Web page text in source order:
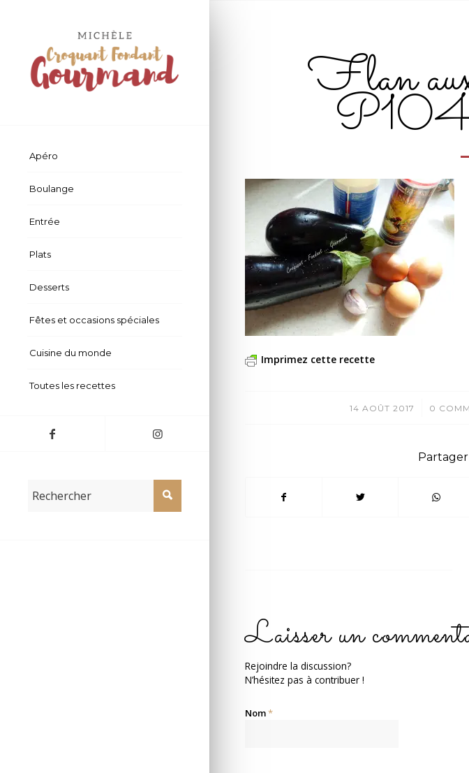
Apéro
Boulange
Entrée
Plats
Desserts
Fêtes et occasions spéciales
Cuisine du monde
Toutes les recettes
Flan aux
Imprimez cette recette
14 AOÛT 2017
/ 0
Laisser un
Rejoindre la discussion?
N’hésitez pas à contribuer !
Nom*